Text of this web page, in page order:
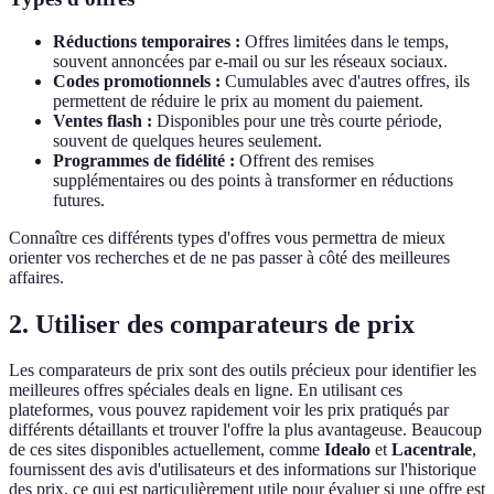
Réductions temporaires : Offres limitées dans le temps,
souvent annoncées par e-mail ou sur les réseaux sociaux.
Codes promotionnels : Cumulables avec d'autres offres, ils
permettent de réduire le prix au moment du paiement.
Ventes flash : Disponibles pour une très courte période,
souvent de quelques heures seulement.
Programmes de fidélité : Offrent des remises
supplémentaires ou des points à transformer en réductions
futures.
Connaître ces différents types d'offres vous permettra de mieux
orienter vos recherches et de ne pas passer à côté des meilleures
affaires.
2. Utiliser des comparateurs de prix
Les comparateurs de prix sont des outils précieux pour identifier les
meilleures offres spéciales deals en ligne. En utilisant ces
plateformes, vous pouvez rapidement voir les prix pratiqués par
différents détaillants et trouver l'offre la plus avantageuse. Beaucoup
de ces sites disponibles actuellement, comme Idealo etLacentrale,
fournissent des avis d'utilisateurs et des informations sur l'historique
des prix, ce qui est particulièrement utile pour évaluer si une offre est